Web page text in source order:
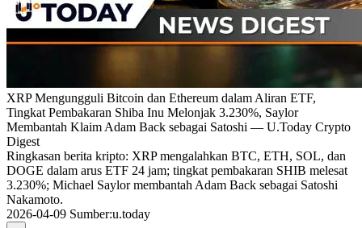
XRP Mengungguli Bitcoin dan Ethereum dalam Aliran ETF,
Tingkat Pembakaran Shiba Inu Melonjak 3.230%, Saylor
Membantah Klaim Adam Back sebagai Satoshi — U.Today Crypto
Digest
Ringkasan berita kripto: XRP mengalahkan BTC, ETH, SOL, dan
DOGE dalam arus ETF 24 jam; tingkat pembakaran SHIB melesat
3.230%; Michael Saylor membantah Adam Back sebagai Satoshi
Nakamoto.
2026-04-09 Sumber:u.today